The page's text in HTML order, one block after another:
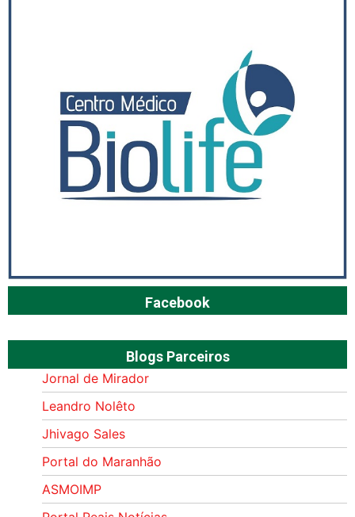
Facebook
Blogs Parceiros
Jornal de Mirador
Leandro Nolêto
Jhivago Sales
Portal do Maranhão
ASMOIMP